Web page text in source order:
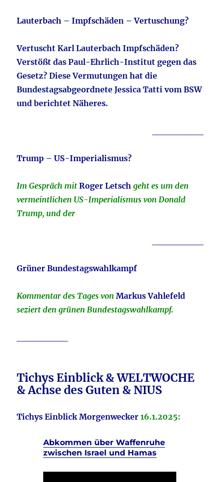
Lauterbach – Impfschäden – Vertuschung?
Vertuscht Karl Lauterbach Impfschäden?
Verstößt das Paul-Ehrlich-Institut gegen das
Gesetz? Diese Vermutungen hat die
Bundestagsabgeordnete Jessica Tatti vom BSW
und berichtet Näheres.
Trump – US-Imperialismus?
Im Gespräch mitRoger Letsch geht es um den
vermeintlichen US-Imperialismus von Donald
Trump, und der
Grüner Bundestagswahlkampf
Kommentar des Tages vonMarkus Vahlefeld
seziert den grünen Bundestagswahlkampf.
Tichys Einblick & WELTWOCHE
& Achse des Guten & NIUS
Tichys Einblick Morgenwecker16.1.2025:
Abkommen über Waffenruhe
zwischen Israel und Hamas